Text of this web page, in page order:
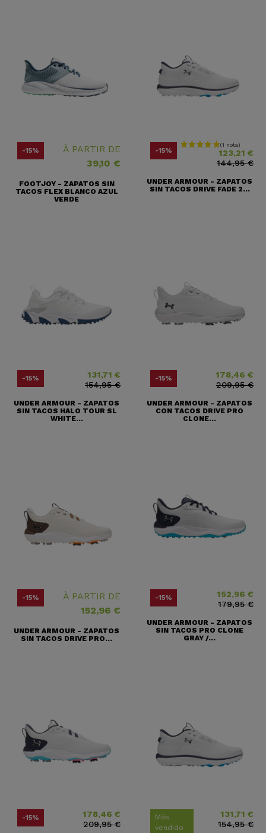
-15%
À PARTIR DE
39,10 €
FOOTJOY - ZAPATOS SIN
TACOS FLEX BLANCO AZUL
VERDE
-15% Precio 123,21 €
Precio base
144,95 €
UNDER ARMOUR - ZAPATOS
SIN TACOS DRIVE FADE 2...
-15% 131,71 €
Precio base
154,95 €
UNDER ARMOUR - ZAPATOS
SIN TACOS HALO TOUR SL
WHITE...
-15% 178,46 €
Precio base
209,95 €
UNDER ARMOUR - ZAPATOS
CON TACOS DRIVE PRO
CLONE...
-15%
À PARTIR DE
152,96 €
UNDER ARMOUR - ZAPATOS
SIN TACOS DRIVE PRO...
-15% 152,96 €
Precio base
179,95 €
UNDER ARMOUR - ZAPATOS
SIN TACOS PRO CLONE
GRAY /...
-15% 178,46 €
Precio base
209,95 €
Más
vendido
Precio131,71 €
Precio base
154,95 €